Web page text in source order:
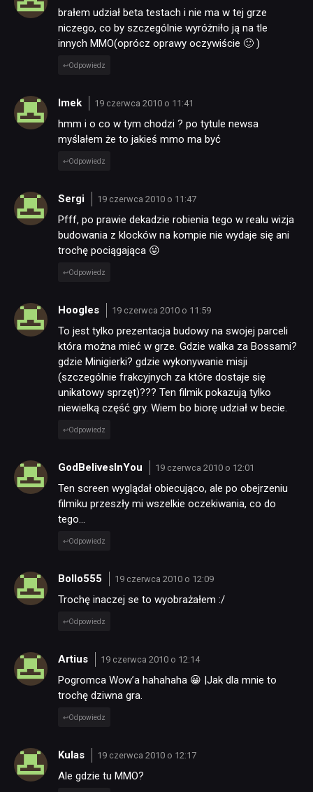
brałem udział beta testach i nie ma w tej grze
niczego, co by szczególnie wyróżniło ją na tle
innych MMO(oprócz oprawy oczywiście 🙂 )
Odpowiedz
Imek 19 czerwca 2010 o 11:41
hmm i o co w tym chodzi ? po tytule newsa
myślałem że to jakieś mmo ma być
Odpowiedz
Sergi 19 czerwca 2010 o 11:47
Pfff, po prawie dekadzie robienia tego w realu wizja
budowania z klocków na kompie nie wydaje się ani
trochę pociągająca 😛
Odpowiedz
Hoogles 19 czerwca 2010 o 11:59
To jest tylko prezentacja budowy na swojej parceli
która można mieć w grze. Gdzie walka za Bossami?
gdzie Minigierki? gdzie wykonywanie misji
(szczególnie frakcyjnych za które dostaje się
unikatowy sprzęt)??? Ten filmik pokazują tylko
niewielką część gry. Wiem bo biorę udział w becie.
Odpowiedz
GodBelivesInYou 19 czerwca 2010 o 12:01
Ten screen wyglądał obiecująco, ale po obejrzeniu
filmiku przeszły mi wszelkie oczekiwania, co do
tego…
Odpowiedz
Bollo555 19 czerwca 2010 o 12:09
Trochę inaczej se to wyobrażałem :/
Odpowiedz
Artius 19 czerwca 2010 o 12:14
Pogromca Wow’a hahahaha 😀 |Jak dla mnie to
trochę dziwna gra.
Odpowiedz
Kulas 19 czerwca 2010 o 12:17
Ale gdzie tu MMO?